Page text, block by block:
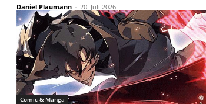
Daniel Plaumann - 20. Juli 2026
Comic & Manga